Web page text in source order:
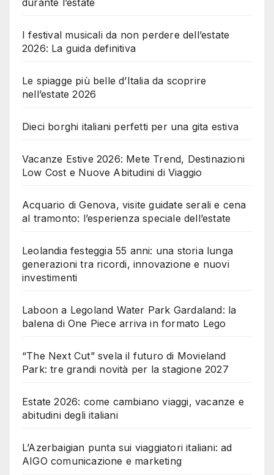
I festival musicali da non perdere dell’estate
2026: La guida definitiva
Le spiagge più belle d’Italia da scoprire
nell’estate 2026
Dieci borghi italiani perfetti per una gita estiva
Vacanze Estive 2026: Mete Trend, Destinazioni
Low Cost e Nuove Abitudini di Viaggio
Acquario di Genova, visite guidate serali e cena
al tramonto: l’esperienza speciale dell’estate
Leolandia festeggia 55 anni: una storia lunga
generazioni tra ricordi, innovazione e nuovi
investimenti
Laboon a Legoland Water Park Gardaland: la
balena di One Piece arriva in formato Lego
“The Next Cut” svela il futuro di Movieland
Park: tre grandi novità per la stagione 2027
Estate 2026: come cambiano viaggi, vacanze e
abitudini degli italiani
L’Azerbaigian punta sui viaggiatori italiani: ad
AIGO comunicazione e marketing